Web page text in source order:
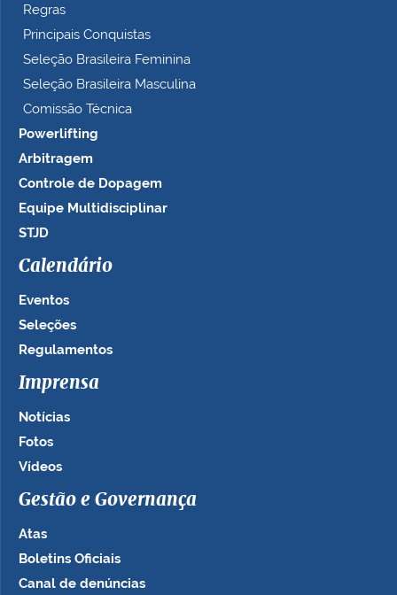
Regras
Principais Conquistas
Seleção Brasileira Feminina
Seleção Brasileira Masculina
Comissão Técnica
Powerlifting
Arbitragem
Controle de Dopagem
Equipe Multidisciplinar
STJD
Calendário
Eventos
Seleções
Regulamentos
Imprensa
Notícias
Fotos
Vídeos
Gestão e Governança
Atas
Boletins Oficiais
Canal de denúncias